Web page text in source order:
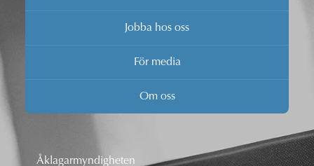
Jobba hos oss
För media
Om oss
Åklagarmyndigheten